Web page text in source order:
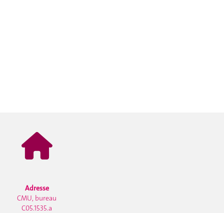
Adresse
CMU, bureau
C05.1535.a